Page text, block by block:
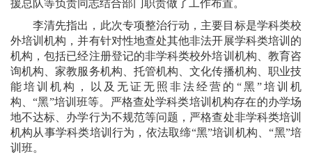
援总队等负责同志结合部门职责做了工作布置。
李清先指出，此次专项整治行动，主要目标是学科类校
外培训机构，并有针对性地查处其他非法开展学科类培训的
机构，包括已经注册登记的非学科类校外培训机构、教育咨
询机构、家教服务机构、托管机构、文化传播机构、职业技
能培训机构，以及无证无照非法经营的“黑”培训机
构、“黑”培训班等。严格查处学科类培训机构存在的办学场
地不达标、办学行为不规范等问题，严格查处非学科类培训
机构从事学科类培训行为，依法取缔“黑”培训机构、“黑”培
训班。